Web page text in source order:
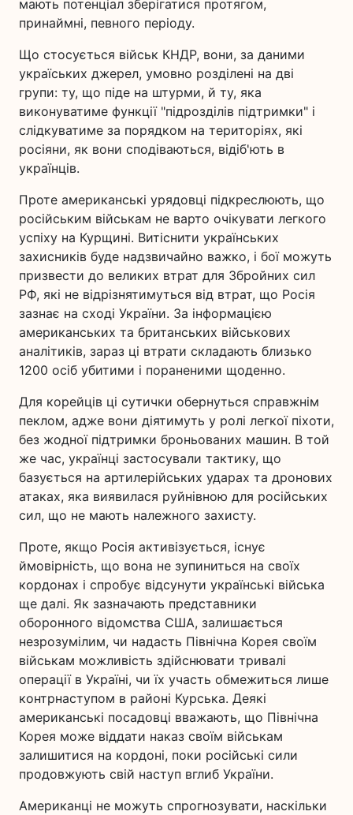
мають потенціал зберігатися протягом,
принаймні, певного періоду.
Що стосується військ КНДР, вони, за даними
україських джерел, умовно розділені на дві
групи: ту, що піде на штурми, й ту, яка
виконуватиме функції "підрозділів підтримки" і
слідкуватиме за порядком на територіях, які
росіяни, як вони сподіваються, відіб'ють в
українців.
Проте американські урядовці підкреслюють, що
російським військам не варто очікувати легкого
успіху на Курщині. Витіснити українських
захисників буде надзвичайно важко, і бої можуть
призвести до великих втрат для Збройних сил
РФ, які не відрізнятимуться від втрат, що Росія
зазнає на сході України. За інформацією
американських та британських військових
аналітиків, зараз ці втрати складають близько
1200 осіб убитими і пораненими щоденно.
Для корейців ці сутички обернуться справжнім
пеклом, адже вони діятимуть у ролі легкої піхоти,
без жодної підтримки броньованих машин. В той
же час, українці застосували тактику, що
базується на артилерійських ударах та дронових
атаках, яка виявилася руйнівною для російських
сил, що не мають належного захисту.
Проте, якщо Росія активізується, існує
ймовірність, що вона не зупиниться на своїх
кордонах і спробує відсунути українські війська
ще далі. Як зазначають представники
оборонного відомства США, залишається
незрозумілим, чи надасть Північна Корея своїм
військам можливість здійснювати тривалі
операції в Україні, чи їх участь обмежиться лише
контрнаступом в районі Курська. Деякі
американські посадовці вважають, що Північна
Корея може віддати наказ своїм військам
залишитися на кордоні, поки російські сили
продовжують свій наступ вглиб України.
Американці не можуть спрогнозувати, наскільки